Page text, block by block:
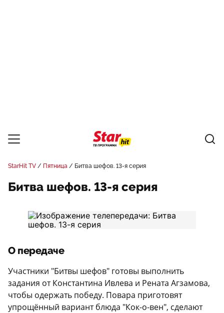
StarHit TV Пятница Битва шефов. 13-я серия
Битва шефов. 13-я серия
О передаче
Участники "Битвы шефов" готовы выполнить
задания от Константина Ивлева и Рената Агзамова,
чтобы одержать победу. Повара приготовят
упрощённый вариант блюда "Кок-о-вен", сделают